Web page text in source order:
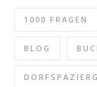
1000 FRAGEN
BLOG